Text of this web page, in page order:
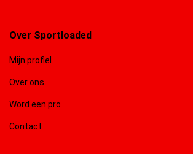
Over Sportloaded
Mijn profiel
Over ons
Word een pro
Contact